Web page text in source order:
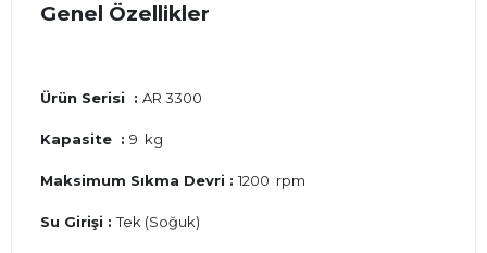
Genel Özellikler
Ürün Serisi : AR 3300
Kapasite : 9 kg
Maksimum Sıkma Devri : 1200 rpm
Su Girişi :Tek (Soğuk)